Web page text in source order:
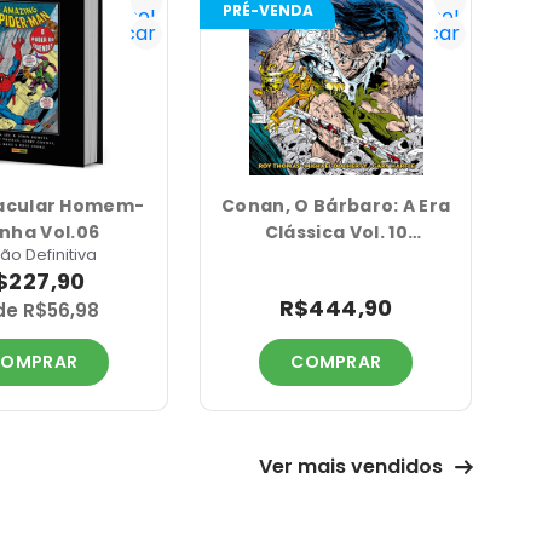
tenho!
Notificar
Homem-
Vol.06
Definitiva
R$56,98
tenho!
Notificar
Conan, O Bárbaro: A Era
Clássica Vol. 10
R$444,90
COMPRAR
PRÉ-VENDA
Ver mais vendidos